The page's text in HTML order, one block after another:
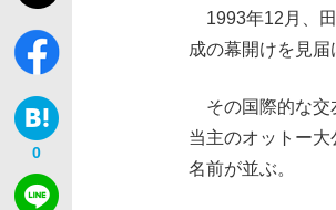
0
1993年12月、田
成の幕開けを見
その国際的な交
当主のオットー
名前が並ぶ。